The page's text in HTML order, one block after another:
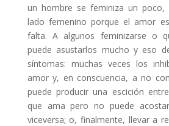
un hombre se feminiza un poco,
lado femenino porque el amor
falta. A algunos feminizarse o
puede asustarlos mucho y eso
síntomas: muchas veces los
amor y, en conscuencia, a no
puede producir una escición
que ama pero no puede
viceversa; o, finalmente, llevar a